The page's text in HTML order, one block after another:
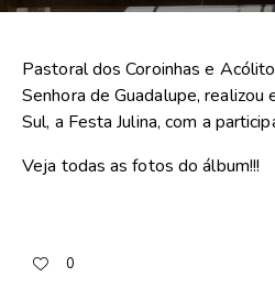
Pastoral dos Coroinhas e
Senhora de Guadalupe, realizou
Sul, a Festa Julina, com a
Veja todas as fotos do álbum!!!
0